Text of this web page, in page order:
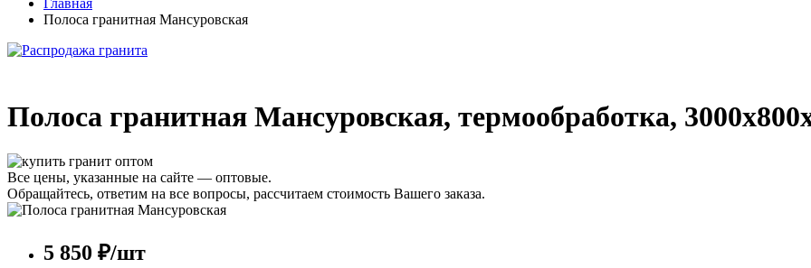
Главная
Полоса гранитная Мансуровская
Полоса гранитная Мансуровская, термообработка,
Все цены, указанные на сайте — оптовые.
Обращайтесь, ответим на все вопросы, рассчитаем стоимость Вашего заказа.
5 850 ₽/шт